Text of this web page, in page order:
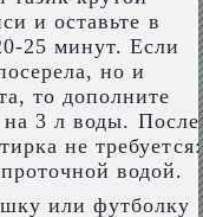
и оставьте в
25 минут. Если
но и
то дополните
на 3 л воды. После
не требуется:
водой.